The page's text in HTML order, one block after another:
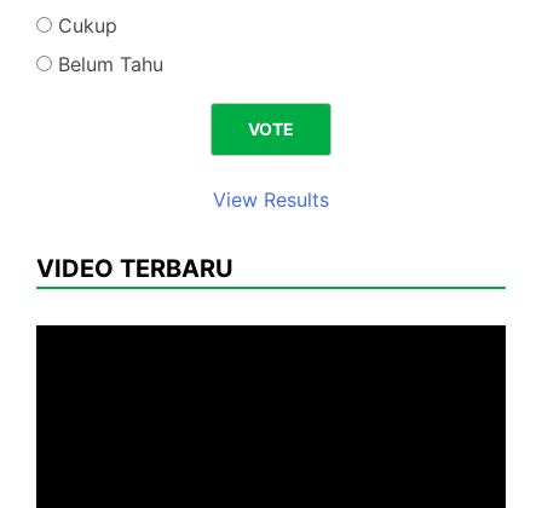
Cukup
Belum Tahu
View Results
VIDEO TERBARU